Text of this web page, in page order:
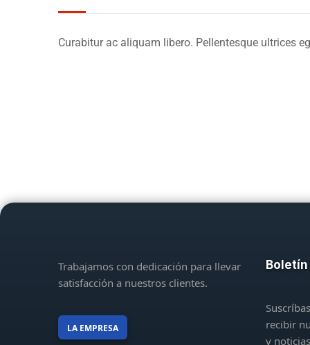
Curabitur ac aliquam libero. Pellentesque ultrices
Trabajamos con dedicación para llevar
satisfacción a nuestros clientes.
LA EMPRESA
Boletín
recibir
y noticias